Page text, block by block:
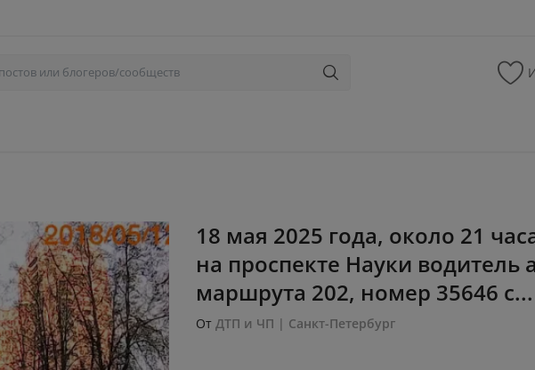
18 мая 2025 года, около 21
на проспекте Науки водитель
маршрута 202, номер 35646
От ДТП и ЧП | Санкт-Петербург